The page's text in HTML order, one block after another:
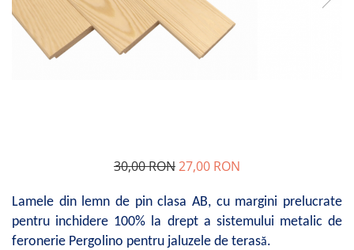
Feroneriile PergoLino®
Glisiere din aluminiu
Glisiere compozit HDPE
30,00 RON27,00 RON
Lamele din lemn de pin clasa AB, cu margini prelucrate
pentru inchidere 100% la drept a sistemului metalic de
feronerie Pergolino pentru jaluzele de terasă.